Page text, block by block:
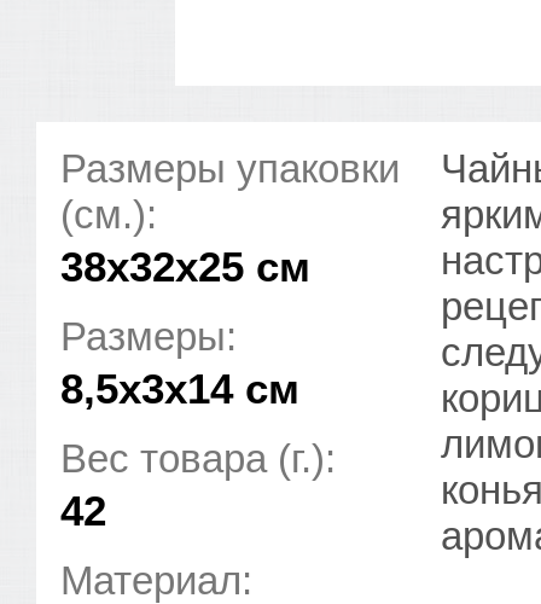
Размеры упаковки
(см.):
38x32x25 см
Размеры:
8,5х3х14 см
Вес товара (г.):
42
Материал: